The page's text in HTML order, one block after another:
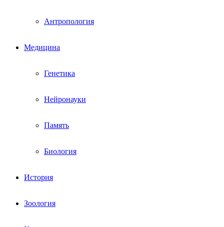
Антропология
Медицина
Генетика
Нейронауки
Память
Биология
История
Зоология